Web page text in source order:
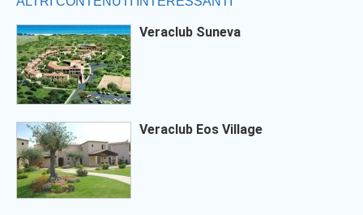
Veraclub Suneva
Veraclub Eos Village